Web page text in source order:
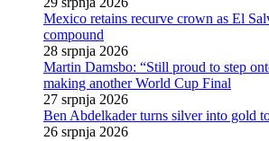
Mexico retains recurve crown as El
compound
28 srpnja 2026
Martin Damsbo: “Still proud to step
making another World Cup Final
27 srpnja 2026
Ben Abdelkader turns silver into gold
26 srpnja 2026